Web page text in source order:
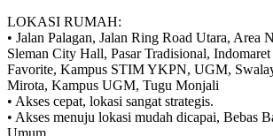
LOKASI RUMAH:
• Jalan Palagan, Jalan Ring Road Utara, Area
Sleman City Hall, Pasar Tradisional,
Favorite, Kampus STIM YKPN, UGM,
Mirota, Kampus UGM, Tugu Monjali
• Akses cepat, lokasi sangat strategis.
• Akses menuju lokasi mudah dicapai, Bebas
Umum,